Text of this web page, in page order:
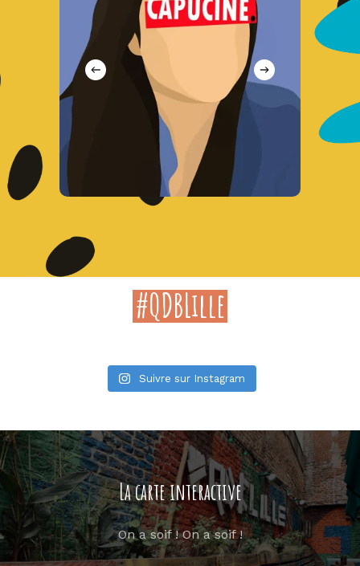
#QDBLille
Suivre sur Instagram
La carte interactive
On a soif ! On a soif !